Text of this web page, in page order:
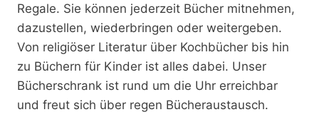
Regale. Sie können jederzeit Bücher mitnehmen,
dazustellen, wiederbringen oder weitergeben.
Von religiöser Literatur über Kochbücher bis hin
zu Büchern für Kinder ist alles dabei. Unser
Bücherschrank ist rund um die Uhr erreichbar
und freut sich über regen Bücheraustausch.